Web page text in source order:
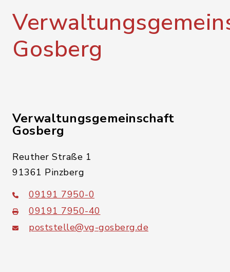
Gosberg
Verwaltungsgemeinschaft
Gosberg
Reuther Straße 1
91361 Pinzberg
09191 7950-0
09191 7950-40
poststelle@vg-gosberg.de